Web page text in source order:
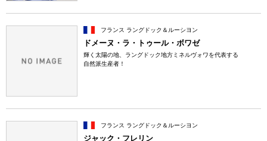
フランス ラングドック＆ルーシヨン
ドメーヌ・ラ・トゥール・ボワゼ
輝く太陽の地、ラングドック地方ミネルヴォワを代表する
自然派生産者！
フランス ラングドック＆ルーシヨン
ジャック・フレリン